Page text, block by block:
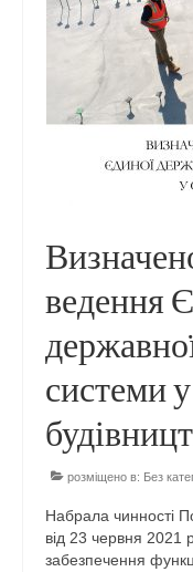
ведення
системи
розміщено в: Без
Набрала чинності
від 23 червня 2021
забезпечення